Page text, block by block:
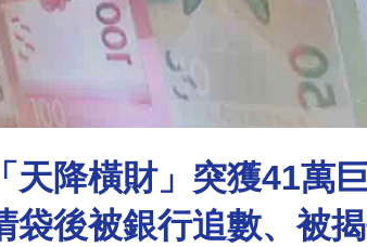
天降橫財」突獲41萬
袋後被銀行追數、被